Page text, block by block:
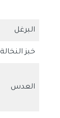
البرغل
خبز النخالة
العدس